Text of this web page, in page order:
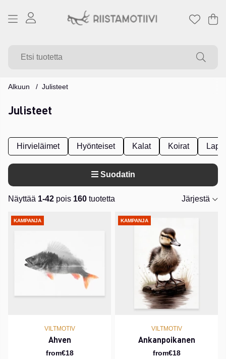
.
Alkuun Julisteet
Julisteet
Hirvieläimet Hyönteiset Kalat Koirat
Suodatin
Näyttää 1-42 pois 160 tuotetta
Järjestä
Tuotteet
KAMPANJA
VILTMOTIV
Ahven
from€18
KAMPANJA
VILTMOTIV
Ankanpoikanen
from€18